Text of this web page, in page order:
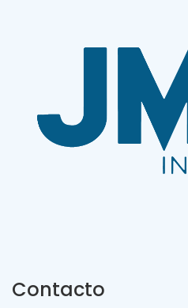
Contacto